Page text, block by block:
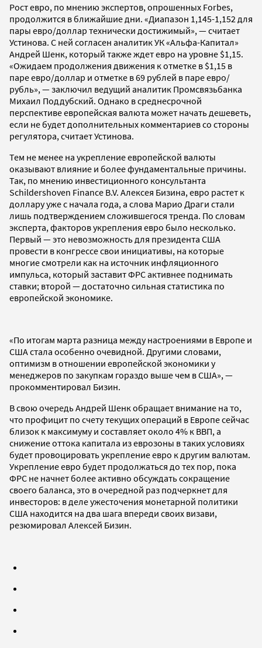
Рост евро, по мнению экспертов, опрошенных Forbes,
продолжится в ближайшие дни. «Диапазон 1,145-1,152 для
пары евро/доллар технически достижимый», — считает
Устинова. С ней согласен аналитик УК «Альфа-Капитал»
Андрей Шенк, который также ждет евро на уровне $1,15.
«Ожидаем продолжения движения к отметке в $1,15 в
паре евро/доллар и отметке в 69 рублей в паре евро/
рубль», — заключил ведущий аналитик Промсвязьбанка
Михаил Поддубский. Однако в среднесрочной
перспективе европейская валюта может начать дешеветь,
если не будет дополнительных комментариев со стороны
регулятора, считает Устинова.
Тем не менее на укрепление европейской валюты
оказывают влияние и более фундаментальные причины.
Так, по мнению инвестиционного консультанта
Schildershoven Finance B.V. Алексея Бизина, евро растет к
доллару уже с начала года, а слова Марио Драги стали
лишь подтверждением сложившегося тренда. По словам
эксперта, факторов укрепления евро было несколько.
Первый — это невозможность для президента США
провести в конгрессе свои инициативы, на которые
многие смотрели как на источник инфляционного
импульса, который заставит ФРС активнее поднимать
ставки; второй — достаточно сильная статистика по
европейской экономике.
«По итогам марта разница между настроениями в Европе и
США стала особенно очевидной. Другими словами,
оптимизм в отношении европейской экономики у
менеджеров по закупкам гораздо выше чем в США», —
прокомментировал Бизин.
В свою очередь Андрей Шенк обращает внимание на то,
что профицит по счету текущих операций в Европе сейчас
близок к максимуму и составляет около 4% к ВВП, а
снижение оттока капитала из еврозоны в таких условиях
будет провоцировать укрепление евро к другим валютам.
Укрепление евро будет продолжаться до тех пор, пока
ФРС не начнет более активно обсуждать сокращение
своего баланса, это в очередной раз подчеркнет для
инвесторов: в деле ужесточения монетарной политики
США находится на два шага впереди своих визави,
резюмировал Алексей Бизин.